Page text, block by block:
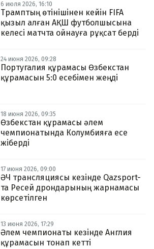
6 июля 2026, 16:10
Трамптың өтінішінен кейін FIFA
қызыл алған АҚШ футболшысына
келесі матчта ойнауға рұқсат берді
24 июня 2026, 09:28
Португалия құрамасы Өзбекстан
құрамасын 5:0 есебімен жеңді
18 июня 2026, 09:35
Өзбекстан құрамасы әлем
чемпионатында Колумбияға есе
жіберді
17 июня 2026, 09:00
ӘЧ трансляциясы кезінде Qazsport-
та Ресей дрондарының жарнамасы
көрсетілген
13 июня 2026, 17:29
Әлем чемпионаты кезінде Англия
құрамасын тонап кетті